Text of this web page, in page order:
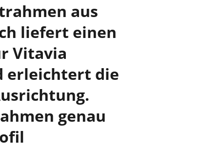
aus
liefert einen
Vitavia
erleichtert die
genau